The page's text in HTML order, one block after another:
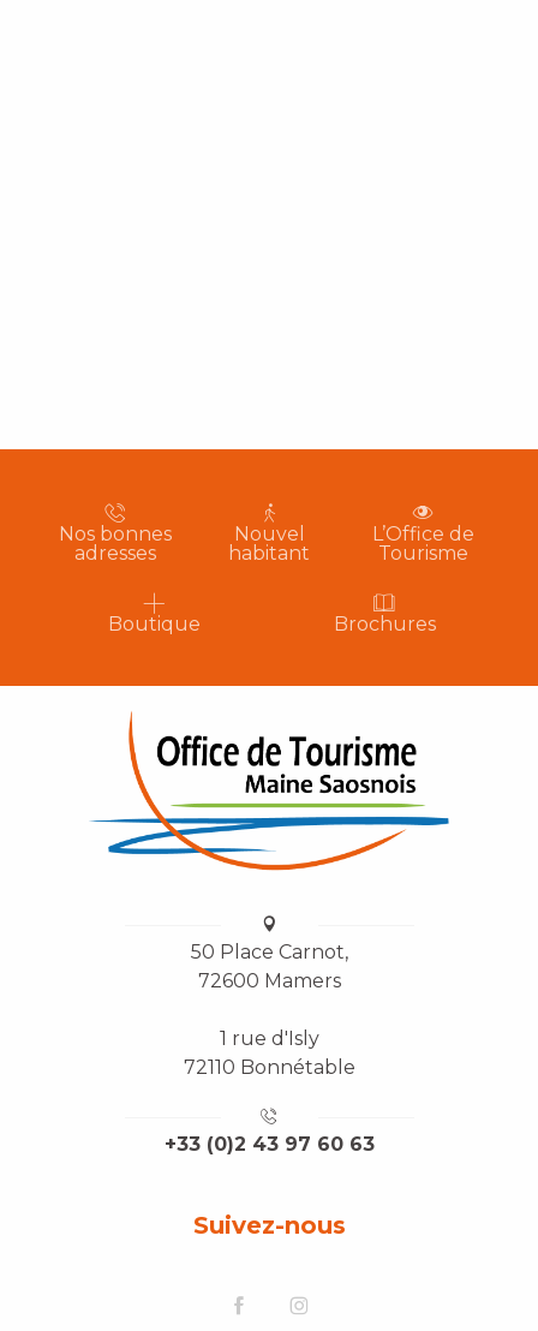
Nos bonnes
adresses
Nouvel
habitant
L’Office de
Tourisme
Boutique Brochures
50 Place Carnot,
72600 Mamers
1 rue d'Isly
72110 Bonnétable
+33 (0)2 43 97 60 63
Suivez-nous